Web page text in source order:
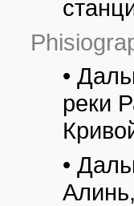
•
реки
•